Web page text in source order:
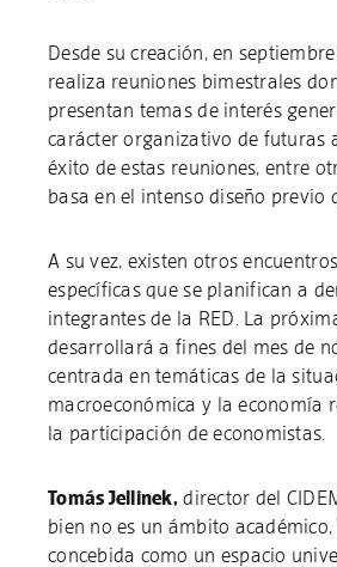
Desde su creación, en
realiza reuniones bimestrales
presentan temas de interés
carácter organizativo de futuras
éxito de estas reuniones, entre
basa en el intenso diseño previo
A su vez, existen otros
específicas que se planifican a
integrantes de la RED. La
desarrollará a fines del mes de
centrada en temáticas de la
macroeconómica y la economía
la participación de economistas.
Tomás Jellinek, director del
bien no es un ámbito académico,
concebida como un espacio